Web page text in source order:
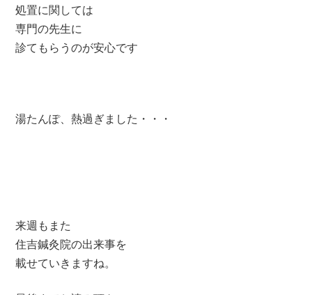
処置に関しては
専門の先生に
診てもらうのが安心です
湯たんぽ、熱過ぎました・・・
来週もまた
住吉鍼灸院の出来事を
載せていきますね。